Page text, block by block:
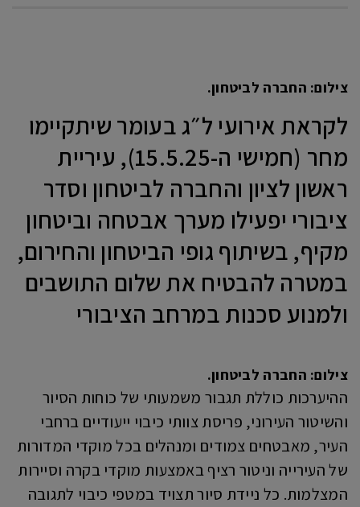
צילום: החברה לביטחון.
לקראת אירועי ל״ג בעומר שיתקיימו
מחר (חמישי ה-15.5.25), עיריית
ראשון לציון והחברה לביטחון וסדר
ציבורי יפעילו מערך אבטחה וביטחון
מקיף, בשיתוף גופי הביטחון והחירום,
במטרה להבטיח את שלום התושבים
ולמנוע סכנות במרחב הציבורי
צילום: החברה לביטחון.
ההיערכות כוללת תגבור משמעותי של כוחות הסיור
והשיטור העירוני, פריסת צוותי כיבוי ייעודיים ברחבי
העיר, מאבטחים צמודים ומנהלים בכל מוקדי המדורות
של העירייה וניטור רציף באמצעות מוקדי בקרה וסיירות
המצלמות. כל ניידת סיור תצויד במטפי כיבוי לתגובה